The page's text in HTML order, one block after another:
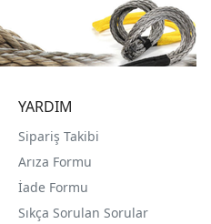
YARDIM
Sipariş Takibi
Arıza Formu
İade Formu
Sıkça Sorulan Sorular